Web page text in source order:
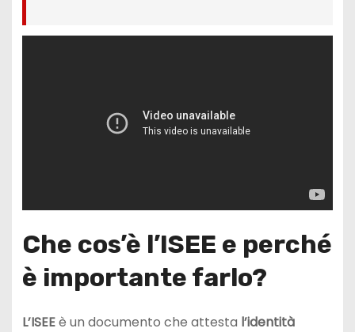
Che cos’è l’ISEE e perché
è importante farlo?
L’ISEEè un documento che attesta l’identità